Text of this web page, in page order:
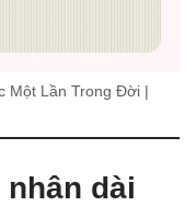
Một Lần Trong Đời |
dài